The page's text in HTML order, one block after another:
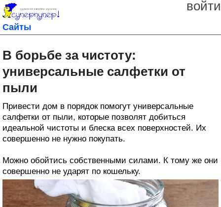
войти
Сайты
В борьбе за чистоту:
универсальные салфетки от
пыли
Привести дом в порядок помогут универсальные
салфетки от пыли, которые позволят добиться
идеальной чистоты и блеска всех поверхностей. Их
совершенно не нужно покупать.
Можно обойтись собственными силами. К тому же они
совершенно не ударят по кошельку.